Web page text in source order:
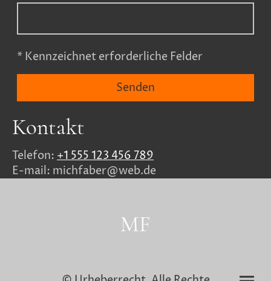
* Kennzeichnet erforderliche Felder
Senden
Kontakt
Telefon: +1 555 123 456 789
E-mail: michfaber@web.de
MF